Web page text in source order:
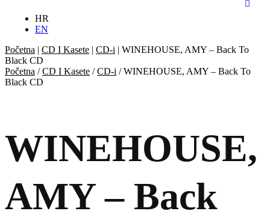
HR
EN
Početna | CD I Kasete | CD-i | WINEHOUSE, AMY – Back To
Black CD
Početna /CD I Kasete /CD-i / WINEHOUSE, AMY – Back To
Black CD
WINEHOUSE,
AMY – Back